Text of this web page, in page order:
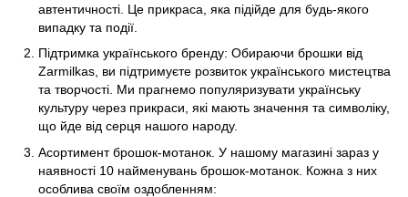
автентичності. Це прикраса, яка підійде для будь-якого
випадку та події.
Підтримка українського бренду: Обираючи брошки від
Zarmilkas, ви підтримуєте розвиток українського мистецтва
та творчості. Ми прагнемо популяризувати українську
культуру через прикраси, які мають значення та символіку,
що йде від серця нашого народу.
Асортимент брошок-мотанок. У нашому магазині зараз у
наявності 10 найменувань брошок-мотанок. Кожна з них
особлива своїм оздобленням: